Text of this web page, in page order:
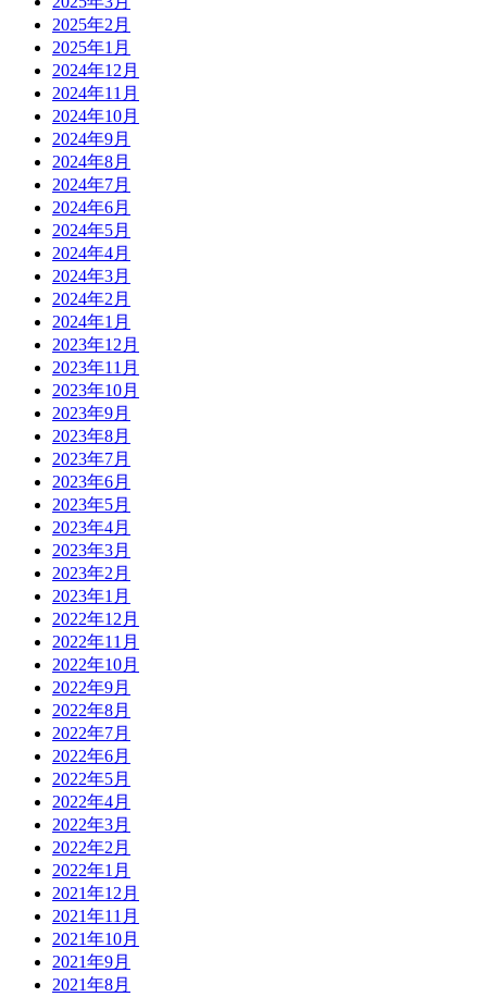
2025年2月
2025年1月
2024年12月
2024年11月
2024年10月
2024年9月
2024年8月
2024年7月
2024年6月
2024年5月
2024年4月
2024年3月
2024年2月
2024年1月
2023年12月
2023年11月
2023年10月
2023年9月
2023年8月
2023年7月
2023年6月
2023年5月
2023年4月
2023年3月
2023年2月
2023年1月
2022年12月
2022年11月
2022年10月
2022年9月
2022年8月
2022年7月
2022年6月
2022年5月
2022年4月
2022年3月
2022年2月
2022年1月
2021年12月
2021年11月
2021年10月
2021年9月
2021年8月